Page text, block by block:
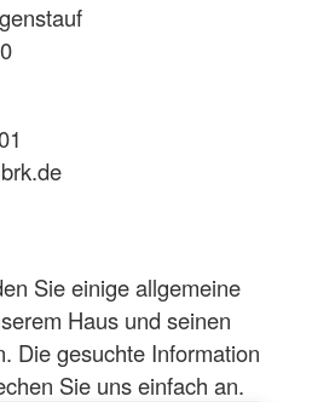
Sie einige allgemeine
Haus und seinen
Die gesuchte Information
Sie uns einfach an.